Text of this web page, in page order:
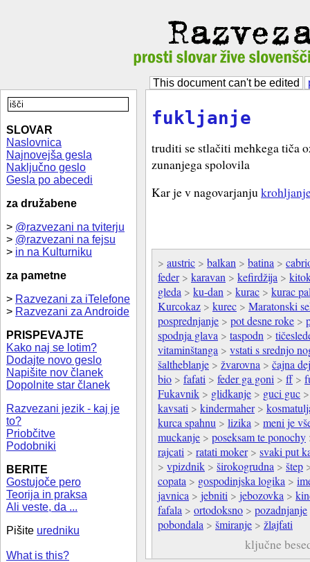
This document can't be edited
SLOVAR
Naslovnica
Najnovejša gesla
Naključno geslo
Gesla po abecedi
za družabene
> @razvezani na tviterju
> @razvezani na fejsu
> in na Kulturniku
za pametne
> Razvezani za iTelefone
> Razvezani za Androide
PRISPEVAJTE
Kako naj se lotim?
Dodajte novo geslo
Napišite nov članek
Dopolnite star članek
Razvezani jezik - kaj je
to?
Priobčitve
Podobniki
BERITE
Gostujoče pero
Teorija in praksa
Ali veste, da ...
Pišite uredniku
What is this?
fukljanje
truditi se stlačiti mehkega tiča
zunanjega spolovila
Kar je v nagovarjanju
> austric > balkan > batina >
feder> karavan > kefirdžija >
gleda > ku-dan > kurac > kurac
Kurcokaz > kurec > Maratonski
posprednjanje > pot desne roke >
spodnja glava > taspodn >
vitaminštanga > vstati s srednjo
šaltheblanje > žvarovna > čajna
bio > fafati > feder ga goni > ff>
Fukavnik > glidkanje > guci guc
kavsati > kindermaher>
kurca spahnu > lizika > meni je
muckanje > poseksam te ponochy
rajcati > ratati moker> svaki put
> vpizdnik > širokogrudna > štep
copata > gospodinjska logika >
javnica > jebniti > jebozovka >
fafala > ortodoksno > pozadnjanje
pobondala > šmiranje > žlajfati
ključne